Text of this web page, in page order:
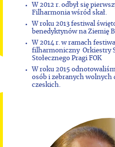
W 2012 r. odbył się
Filharmonia wśród skał.
W roku 2013 festiwal
benedyktynów na Ziemię
W 2014 r. w ramach
filharmoniczny Orkiestry
Stołecznego Pragi FOK
W roku 2015
osób i zebranych
czeskich.